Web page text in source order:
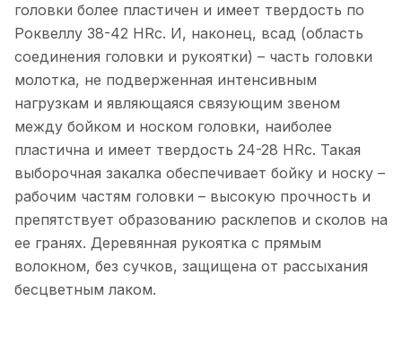
головки более пластичен и имеет твердость по
Роквеллу 38-42 HRc. И, наконец, всад (область
соединения головки и рукоятки) – часть головки
молотка, не подверженная интенсивным
нагрузкам и являющаяся связующим звеном
между бойком и носком головки, наиболее
пластична и имеет твердость 24-28 HRc. Такая
выборочная закалка обеспечивает бойку и носку –
рабочим частям головки – высокую прочность и
препятствует образованию расклепов и сколов на
ее гранях. Деревянная рукоятка c прямым
волокном, без сучков, защищена от рассыхания
бесцветным лаком.